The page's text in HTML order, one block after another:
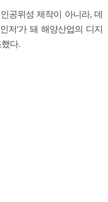
공위성 제작이 아니라, 데
저’가 돼 해양산업의 디지
다.